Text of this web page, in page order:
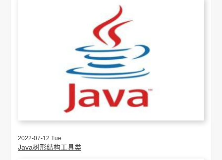
2022-07-12 Tue
Java树形结构工具类